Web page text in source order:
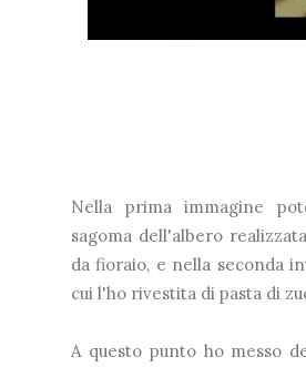
Nella prima immagine
sagoma dell'albero
da fioraio, e nella seconda
cui l'ho rivestita di pasta di
A questo punto ho messo